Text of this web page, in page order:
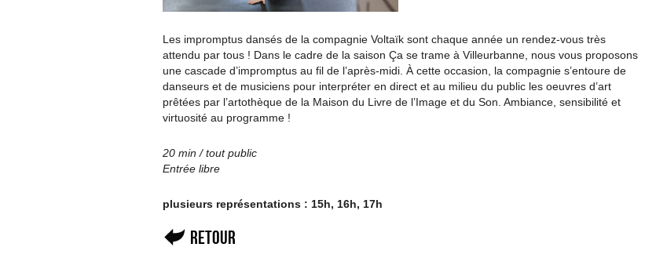
Les impromptus dansés de la compagnie Voltaïk sont chaque année un rendez-vous très
attendu par tous ! Dans le cadre de la saison Ça se trame à Villeurbanne, nous vous proposons
une cascade d’impromptus au fil de l’après-midi. À cette occasion, la compagnie s’entoure de
danseurs et de musiciens pour interpréter en direct et au milieu du public les oeuvres d’art
prêtées par l’artothèque de la Maison du Livre de l’Image et du Son. Ambiance, sensibilité et
virtuosité au programme !
20 min / tout public
Entrée libre
plusieurs représentations : 15h, 16h, 17h
Retour